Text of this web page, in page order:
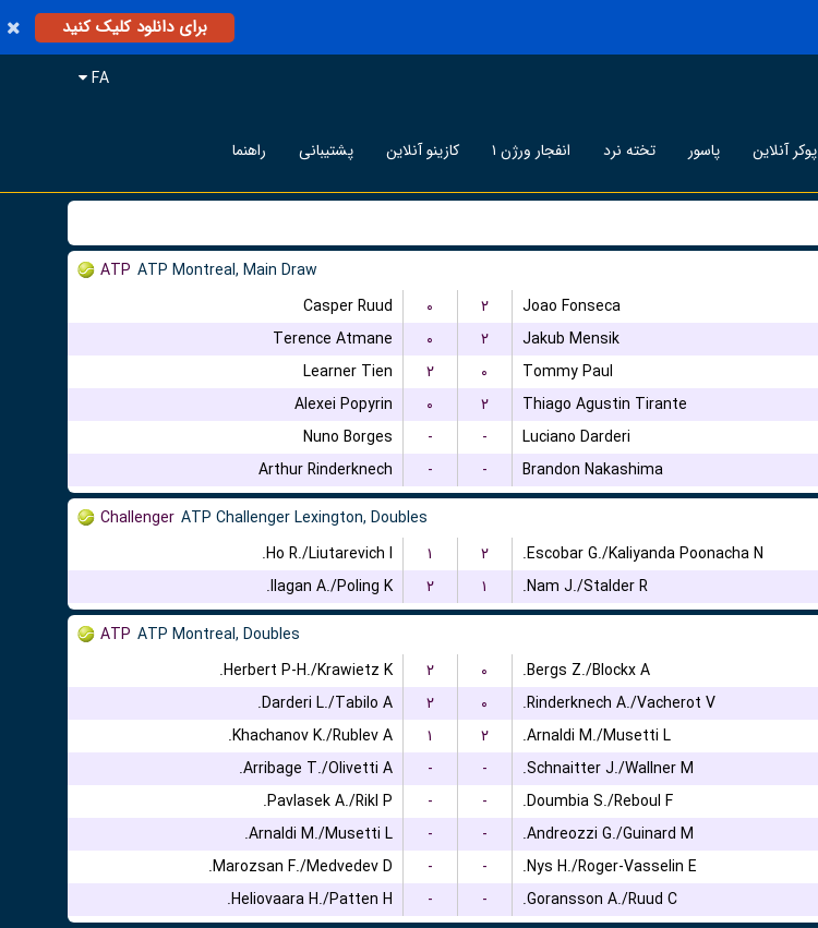
برای دانلود کلیک کنید
FA
پوکر آنلاین پاسور تخته نرد انفجار ورژن ۱ کازینو آنلاین پشتیبانی راهنما
ATP ATP Montreal, Main Draw
Casper Ruud
۰ ۲ Joao Fonseca
Terence Atmane
۰ ۲ Jakub Mensik
Learner Tien
۲ ۰ Tommy Paul
Alexei Popyrin
۰ ۲ Thiago Agustin Tirante
Nuno Borges
- - Luciano Darderi
Arthur Rinderknech
- - Brandon Nakashima
Challenger ATP Challenger Lexington, Doubles
Ho R./Liutarevich I.
۱ ۲ Escobar G./Kaliyanda Poonacha N.
Ilagan A./Poling K.
۲ ۱ Nam J./Stalder R.
ATP ATP Montreal, Doubles
Herbert P-H./Krawietz K.
۲ ۰ Bergs Z./Blockx A.
Darderi L./Tabilo A.
۲ ۰ Rinderknech A./Vacherot V.
Khachanov K./Rublev A.
۱ ۲ Arnaldi M./Musetti L.
Arribage T./Olivetti A.
- - Schnaitter J./Wallner M.
Pavlasek A./Rikl P.
- - Doumbia S./Reboul F.
Arnaldi M./Musetti L.
- - Andreozzi G./Guinard M.
Marozsan F./Medvedev D.
- - Nys H./Roger-Vasselin E.
Heliovaara H./Patten H.
- - Goransson A./Ruud C.